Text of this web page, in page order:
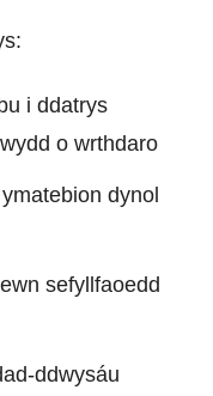
i ddatrys
o wrthdaro
dynol
sefyllfaoedd
ddwysáu